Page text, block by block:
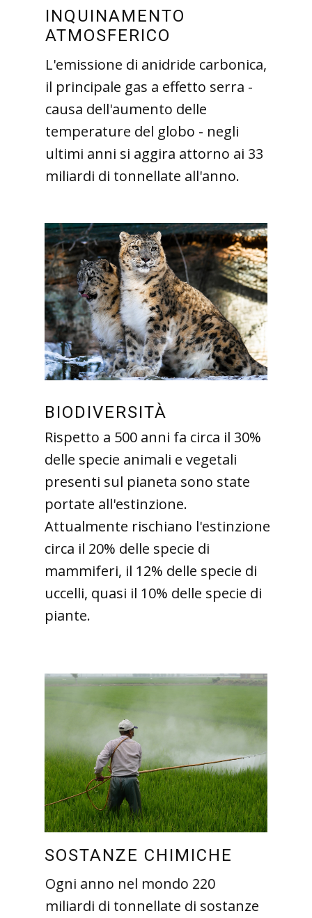
INQUINAMENTO
ATMOSFERICO
L'emissione di anidride carbonica,
il principale gas a effetto serra -
causa dell'aumento delle
temperature del globo - negli
ultimi anni si aggira attorno ai 33
miliardi di tonnellate all'anno.
BIODIVERSITÀ
Rispetto a 500 anni fa circa il 30%
delle specie animali e vegetali
presenti sul pianeta sono state
portate all'estinzione.
Attualmente rischiano l'estinzione
circa il 20% delle specie di
mammiferi, il 12% delle specie di
uccelli, quasi il 10% delle specie di
piante.
SOSTANZE CHIMICHE
Ogni anno nel mondo 220
miliardi di tonnellate di sostanze